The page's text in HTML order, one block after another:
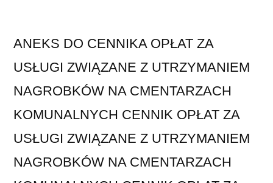
ANEKS DO CENNIKA OPŁAT ZA
USŁUGI ZWIĄZANE Z UTRZYMANIEM
NAGROBKÓW NA CMENTARZACH
KOMUNALNYCH CENNIK OPŁAT ZA
USŁUGI ZWIĄZANE Z UTRZYMANIEM
NAGROBKÓW NA CMENTARZACH